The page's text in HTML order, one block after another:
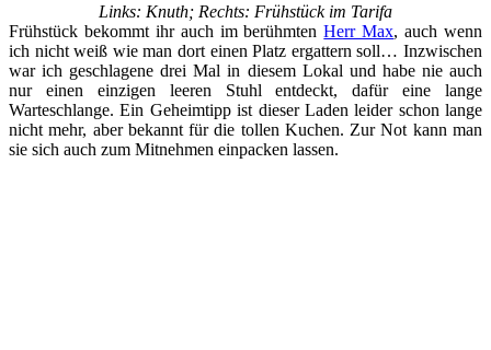
Links: Knuth; Rechts: Frühstück im Tarifa
Frühstück bekommt ihr auch im berühmtenHerr Max, auch wenn
ich nicht weiß wie man dort einen Platz ergattern soll… Inzwischen
war ich geschlagene drei Mal in diesem Lokal und habe nie auch
nur einen einzigen leeren Stuhl entdeckt, dafür eine lange
Warteschlange. Ein Geheimtipp ist dieser Laden leider schon lange
nicht mehr, aber bekannt für die tollen Kuchen. Zur Not kann man
sie sich auch zum Mitnehmen einpacken lassen.